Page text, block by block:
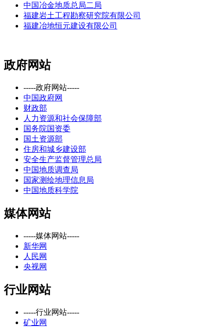
中国冶金地质总局二局
福建岩土工程勘察研究院有限公司
福建冶地恒元建设有限公司
政府网站
-----政府网站-----
中国政府网
财政部
人力资源和社会保障部
国务院国资委
国土资源部
住房和城乡建设部
安全生产监督管理总局
中国地质调查局
国家测绘地理信息局
中国地质科学院
媒体网站
-----媒体网站-----
新华网
人民网
央视网
行业网站
-----行业网站-----
矿业网